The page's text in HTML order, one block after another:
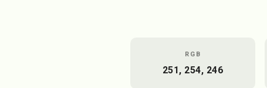
RGB
251, 254, 246